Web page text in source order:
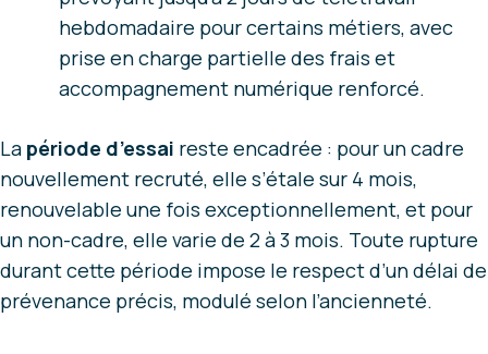
hebdomadaire pour certains métiers, avec
prise en charge partielle des frais et
accompagnement numérique renforcé.
La période d’essai reste encadrée : pour un cadre
nouvellement recruté, elle s’étale sur 4 mois,
renouvelable une fois exceptionnellement, et pour
un non-cadre, elle varie de 2 à 3 mois. Toute rupture
durant cette période impose le respect d’un délai de
prévenance précis, modulé selon l’ancienneté.